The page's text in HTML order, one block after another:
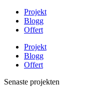
Projekt
Blogg
Offert
Projekt
Blogg
Offert
Senaste projekten